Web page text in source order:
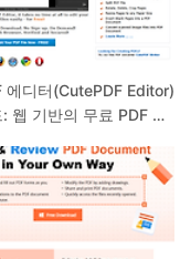
에디터(CutePDF Editor)
웹 기반의 무료 PDF 편